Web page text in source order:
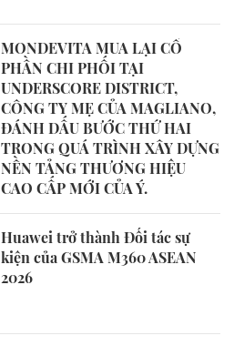
MONDEVITA MUA LẠI CỔ
PHẦN CHI PHỐI TẠI
UNDERSCORE DISTRICT,
CÔNG TY MẸ CỦA MAGLIANO,
ĐÁNH DẤU BƯỚC THỨ HAI
TRONG QUÁ TRÌNH XÂY DỰNG
NỀN TẢNG THƯƠNG HIỆU
CAO CẤP MỚI CỦA Ý.
Huawei trở thành Đối tác sự
kiện của GSMA M360 ASEAN
2026